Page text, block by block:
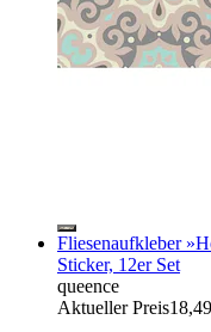
Fliesenaufkleber
Sticker, 12er Set
queence
Aktueller Preis